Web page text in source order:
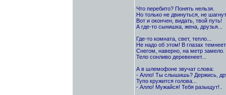
Что перебито? Понять нельзя.
Но только не двинуться, не
Вот и окончен, видать, твой путь!
А где-то сынишка, жена, друзья...
Где-то комната, свет, тепло...
Не надо об этом! В глазах
Снегом, наверно, на метр замело.
Тело сонливо деревенеет...
А в шлемофоне звучат слова:
- Алло! Ты слышишь? Держись,
Тупо кружится голова...
- Алло! Мужайся! Тебя разыщут!..